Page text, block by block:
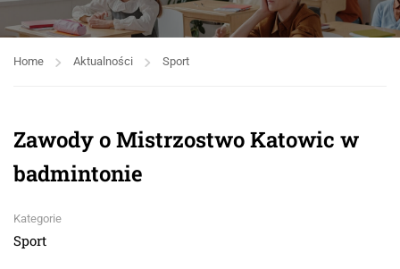
Home Aktualności Sport
Zawody o Mistrzostwo Katowic w
badmintonie
Kategorie
Sport